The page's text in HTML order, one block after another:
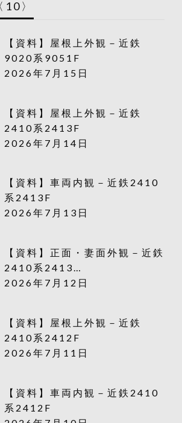
〉
【資料】屋根上外観－近鉄
9020系9051F
2026年7月15日
【資料】屋根上外観－近鉄
2410系2413F
2026年7月14日
【資料】車両内観－近鉄2410
系2413F
2026年7月13日
【資料】正面・妻面外観－近鉄
2410系2413…
2026年7月12日
【資料】屋根上外観－近鉄
2410系2412F
2026年7月11日
【資料】車両内観－近鉄2410
系2412F